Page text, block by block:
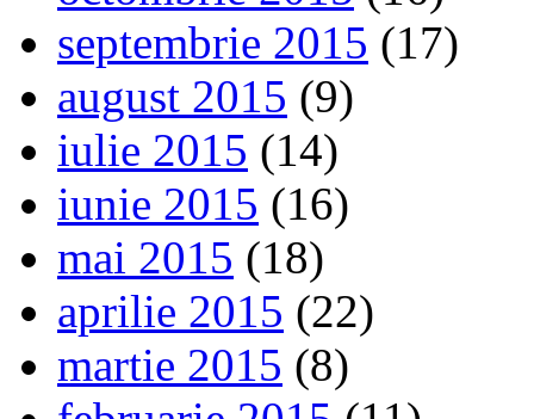
septembrie 2015 (17)
august 2015 (9)
iulie 2015 (14)
iunie 2015 (16)
mai 2015 (18)
aprilie 2015 (22)
martie 2015 (8)